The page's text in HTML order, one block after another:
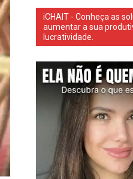
iCHAIT - Conheça as
aumentar a sua
lucratividade.